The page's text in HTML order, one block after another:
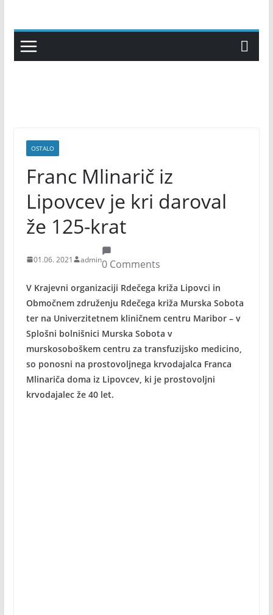
content
OSTALO
Franc Mlinarič iz
Lipovcev je kri daroval
že 125-krat
01.06. 2021 admin0 Comments
V Krajevni organizaciji Rdečega križa Lipovci in
Območnem združenju Rdečega križa Murska Sobota
ter na Univerzitetnem kliničnem centru Maribor – v
Splošni bolnišnici Murska Sobota v
murskosoboškem centru za transfuzijsko medicino,
so ponosni na prostovoljnega krvodajalca Franca
Mlinariča doma iz Lipovcev, ki je prostovoljni
krvodajalec že 40 let.